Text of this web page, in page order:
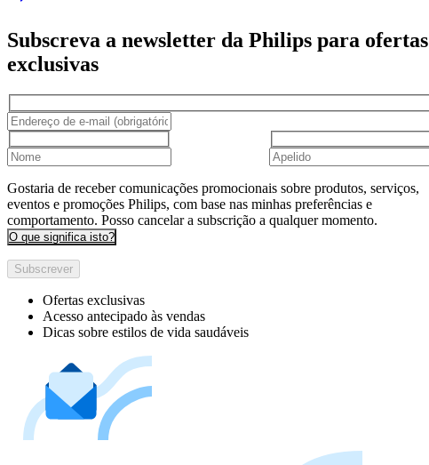
Subscreva a newsletter da Philips para ofertas
exclusivas
Gostaria de receber comunicações promocionais sobre produtos, serviços,
eventos e promoções Philips, com base nas minhas preferências e
comportamento. Posso cancelar a subscrição a qualquer momento.
O que significa isto?
Subscrever
Ofertas exclusivas
Acesso antecipado às vendas
Dicas sobre estilos de vida saudáveis